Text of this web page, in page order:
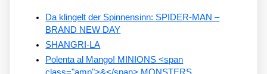
Da klingelt der Spinnensinn: SPIDER-MAN –
BRAND NEW DAY
SHANGRI-LA
Polenta al Mango! MINIONS <span
class="amp">&</span> MONSTERS